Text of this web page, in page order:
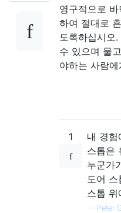
영구적으로
하여 절대로
도록하십시오
수 있으며 물
야하는 사람
1
내 경험
스톱은
누군가
도어
스톱 위
— Peter